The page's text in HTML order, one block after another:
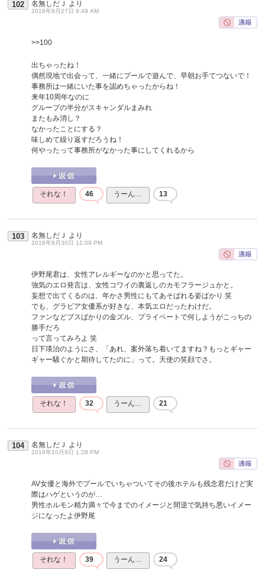
102 名無しだＪ より
2016年9月27日 9:49 AM
>>100
出ちゃったね！
偶然現地で出会って、一緒にプールで遊んで、早朝お手てつないで！
事務所は一緒にいた事を認めちゃったからね！
来年10周年なのに
グループの半分がスキャンダルまみれ
またもみ消し？
なかったことにする？
味しめて繰り返すだろうね！
何やったって事務所がなかった事にしてくれるから
それな！ 46 うーん… 13
103 名無しだＪ より
2016年9月30日 12:09 PM
伊野尾君は、女性アレルギーなのかと思ってた。
強気のエロ発言は、女性コワイの裏返しのカモフラージュかと。
妄想で出てくるのは、年かさ男性にもてあそばれる姿ばかり 笑
でも、グラビア女優系が好きな、本気エロだったわけだ。
ファンなどブスばかりの金ズル、プライベートで何しようがこっちの
勝手だろ
って言ってみろよ 笑
日下瑛治のようにさ、「あれ、案外落ち着いてますね？もっとギャー
ギャー騒ぐかと期待してたのに」って。天使の笑顔でさ。
それな！ 32 うーん… 21
104 名無しだＪ より
2016年10月9日 1:28 PM
AV女優と海外でプールでいちゃついてその後ホテルも残念君だけど実
際はハゲというのが…
男性ホルモン精力満々で今までのイメージと間逆で気持ち悪いイメー
ジになったよ伊野尾
それな！ 39 うーん… 24